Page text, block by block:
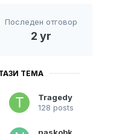
Последен отговор
2 yr
ТЕМА
Tragedy
128 posts